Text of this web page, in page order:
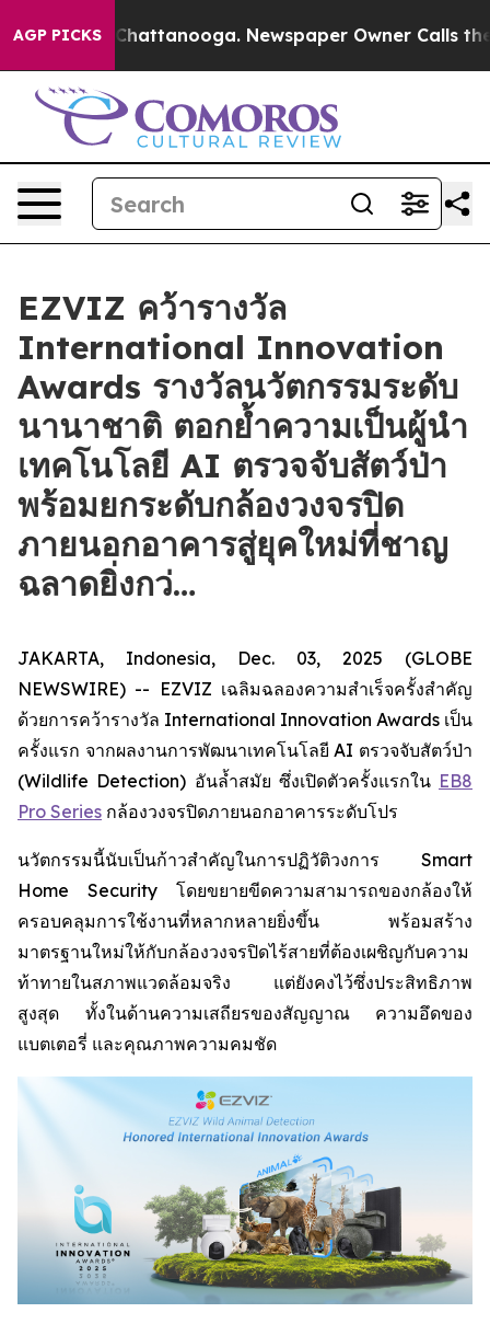
AGP PICKS
in Chattanooga. Newspaper Owner Calls the
EZVIZ คว้ารางวัล
International Innovation
Awards รางวัลนวัตกรรมระดับ
นานาชาติ ตอกย้ำความเป็นผู้นำ
เทคโนโลยี AI ตรวจจับสัตว์ป่า
พร้อมยกระดับกล้องวงจรปิด
ภายนอกอาคารสู่ยุคใหม่ที่ชาญ
ฉลาดยิ่งกว่…
JAKARTA, Indonesia, Dec. 03, 2025 (GLOBE
NEWSWIRE) -- EZVIZ เฉลิมฉลองความสำเร็จครั้งสำคัญ
ด้วยการคว้ารางวัล International Innovation Awards เป็น
ครั้งแรก จากผลงานการพัฒนาเทคโนโลยี AI ตรวจจับสัตว์ป่า
(Wildlife Detection) อันล้ำสมัย ซึ่งเปิดตัวครั้งแรกใน EB8
Pro Series กล้องวงจรปิดภายนอกอาคารระดับโปร
นวัตกรรมนี้นับเป็นก้าวสำคัญในการปฏิวัติวงการ Smart
Home Security โดยขยายขีดความสามารถของกล้องให้
ครอบคลุมการใช้งานที่หลากหลายยิ่งขึ้น พร้อมสร้าง
มาตรฐานใหม่ให้กับกล้องวงจรปิดไร้สายที่ต้องเผชิญกับความ
ท้าทายในสภาพแวดล้อมจริง แต่ยังคงไว้ซึ่งประสิทธิภาพ
สูงสุด ทั้งในด้านความเสถียรของสัญญาณ ความอึดของ
แบตเตอรี่ และคุณภาพความคมชัด